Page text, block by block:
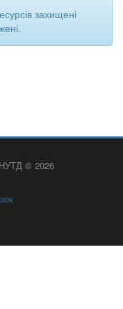
захищені
© 2026